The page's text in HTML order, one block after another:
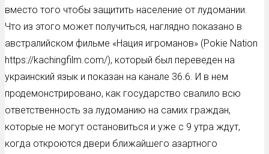
вместо того чтобы защитить население от лудомании.
Что из этого может получиться, наглядно показано в
австралийском фильме «Нация игроманов» (Pokie Nation
https://kachingfilm.com/), который был переведен на
украинский язык и показан на канале 36.6. И в нем
продемонстрировано, как государство свалило всю
ответственность за лудоманию на самих граждан,
которые не могут остановиться и уже с 9 утра ждут,
когда откроются двери ближайшего азартного